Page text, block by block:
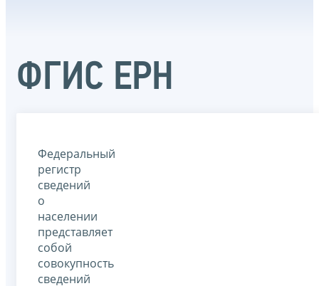
ФГИС ЕРН
Федеральный
регистр
сведений
о
населении
представляет
собой
совокупность
сведений